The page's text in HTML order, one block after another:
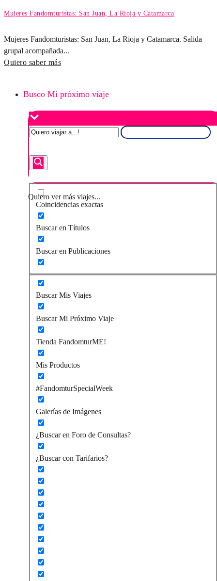
Mujeres Fandomturistas: San Juan, La Rioja y Catamarca
Mujeres Fandomturistas: San Juan, La Rioja y Catamarca. Salida
grupal acompañada...
Quiero saber más
Busco Mi próximo viaje
Quiero ver más viajes...
Coincidencias exactas
Buscar en Títulos
Buscar en Publicaciones
Buscar Mis Viajes
Buscar Mi Próximo Viaje
Tienda FandomturME!
Mis Productos
#FandomturSpecialWeek
Galerías de Imágenes
¿Buscar en Foro de Consultas?
¿Buscar con Tarifarios?